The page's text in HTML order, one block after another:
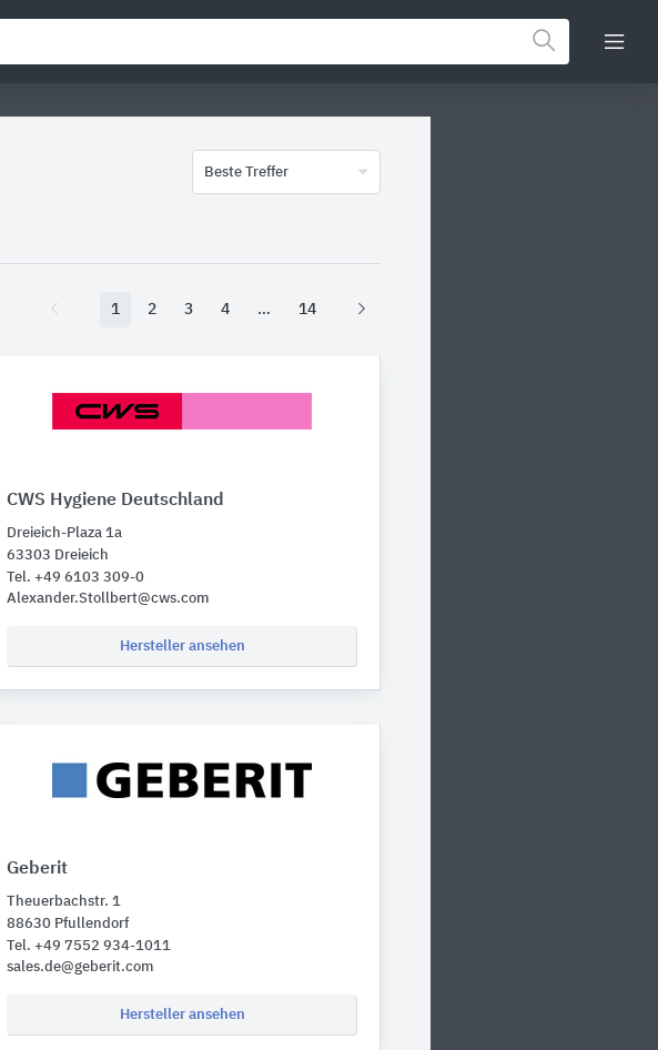
Beste Treffer
1 2 3 4 14
CWS Hygiene Deutschland
Dreieich-Plaza 1a
63303 Dreieich
Tel. +49 6103 309-0
Alexander.Stollbert@cws.com
Hersteller ansehen
Geberit
Theuerbachstr. 1
88630 Pfullendorf
Tel. +49 7552 934-1011
sales.de@geberit.com
Hersteller ansehen